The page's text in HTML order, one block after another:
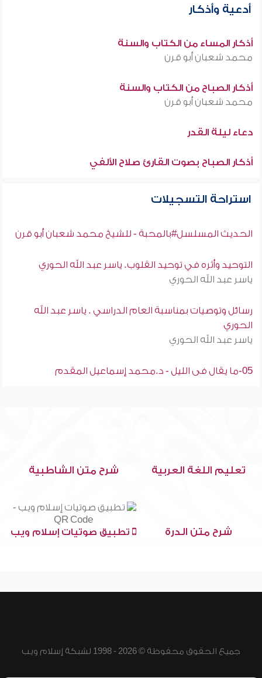
أدعية وأذكار
أذكار المساء من الكتاب والسنة
محمد شعبان أبو قرن
أذكار الصباح من الكتاب والسنة
محمد شعبان أبو قرن
دعاء ليلة القدر
أذكار الصباح بصوت القارئ صلاح الألفي
استراحة التسجيلات
الحديث المسلسل#بالمحبة - للشيخ محمد شعبان أبو قرن
التوحيد وأثره في توحيد القلوب. ياسر عبد الله الحوري
ياسر عبد الله الحوري
رسائل وتوصيات بمناسبة العام الدراسي . ياسر عبد الله
الحوري
ياسر عبد الله الحوري
05-ما يقال فى الليل - د.محمد إسماعيل المقدم
تعليم اللغة العربية شرح متن الشاطبية
شرح متن الدرة تطبيق صوتيات إسلام ويب
جميع الحقوق محفوظة © 2026 - 1998 لشبكة إسلام ويب